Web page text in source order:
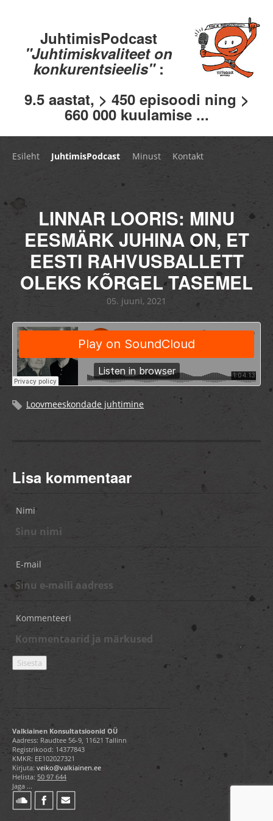
JuhtimisPodcast
"Juhtimiskvaliteet on
konkurentsieelis" :
9.5 aastat, > 450 episoodi ning >
660 000 kuulamise ...
Esileht JuhtimisPodcast Minust Kontakt
LINNAR LOORIS: MINU
EESMÄRK JUHINA ON, ET
EESTI RAHVUSBALLETT
OLEKS KÕRGEL TASEMEL
05. juuni, 2021
Loovmeeskondade juhtimine
Lisa kommentaar
Nimi
E-mail
Kommenteeri
Valkiainen Konsultatsioonid OÜ
Aadress: Raudtee 56-9, 11621 Tallinn
Registrikood: 14377843
KMKR: EE102027321
Kirjuta: veiko@valkiainen.ee
Helista: 50 97 644
Jaga ...